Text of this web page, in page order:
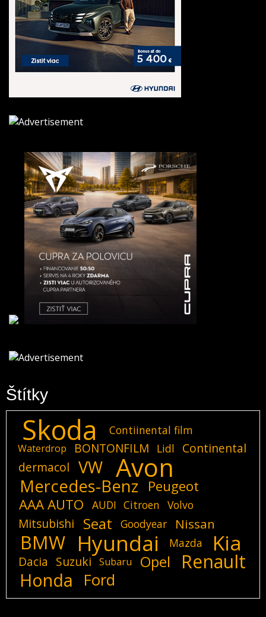
Štítky
Skoda Contiinental film
Waterdrop BONTONFILM Lidl
Continental
dermacol
VW Avon
Mercedes-Benz
Peugeot
AAA AUTO
AUDI Citroen Volvo
Mitsubishi Seat Goodyear Nissan
BMW Hyundai Mazda Kia
Dacia Suzuki Subaru Opel Renault
Honda Ford